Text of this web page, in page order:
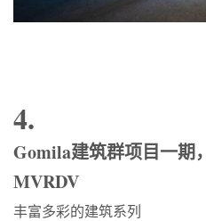
4.
Gomila建筑群项目一期
MVRDV
丰富多彩的建筑系列